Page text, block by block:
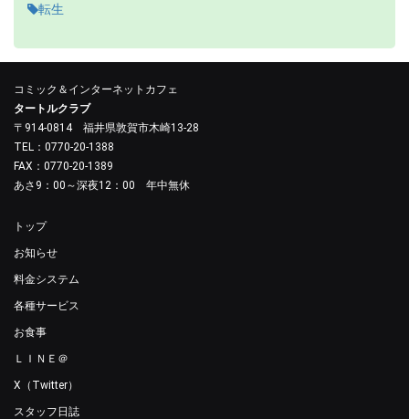
転生
コミック＆インターネットカフェ
タートルクラブ
〒914-0814 福井県敦賀市木崎13-28
TEL：0770-20-1388
FAX：0770-20-1389
あさ9：00～深夜12：00 年中無休
トップ
お知らせ
料金システム
各種サービス
お食事
ＬＩＮＥ＠
X（Twitter）
スタッフ日誌